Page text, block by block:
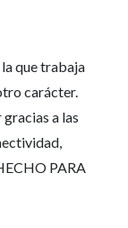
que trabaja
carácter.
gracias a las
PARA